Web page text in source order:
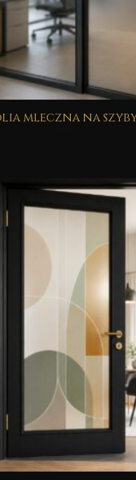
mleczna na